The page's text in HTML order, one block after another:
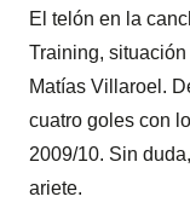
El telón en la
Training,
Matías Villaroel.
cuatro goles con
2009/10. Sin
ariete.